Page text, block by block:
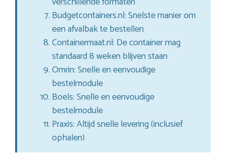
Budgetcontainers.nl: Snelste manier om
een afvalbak te bestellen
Containermaat.nl: De container mag
standaard 8 weken blijven staan
Omrin: Snelle en eenvoudige
bestelmodule
Boels: Snelle en eenvoudige
bestelmodule
Praxis: Altijd snelle levering (inclusief
ophalen)